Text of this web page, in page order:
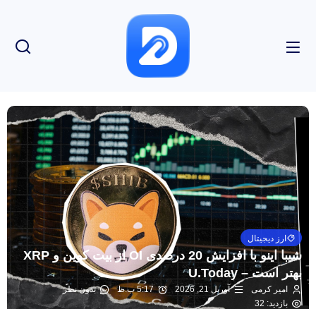
ارز دیجیتال
شیبا اینو با افزایش 20 درصدی OI از بیت کوین و XRP
بهتر است – U.Today
امیر کرمی آوریل 21, 2026 5:17 ب.ظ
بدون نظر
بازدید: 32